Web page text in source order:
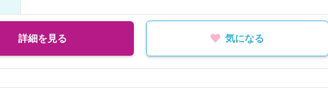
＜歓迎＞
・CGライブの進行管理経験
・自社IPを用いたイベントの主催側経験
・AIを活用した業務効率化の経験
詳細を見る 気になる